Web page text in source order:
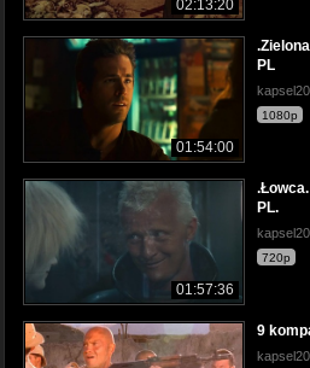
02:13:20
01:54:00
PL
1080p
01:57:36
PL.
720p
9